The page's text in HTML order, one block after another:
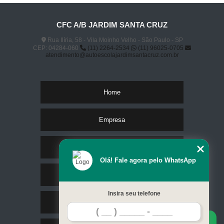
CFC A/B JARDIM SANTA CRUZ
Rua Ilíria, 58 - Vila Moinho Velho - São Paulo - SP
CEP: 04284-060
(11) 2264-2534
(11) 96025-0705
atendimento@autoescolajardimsantacruz.com.br
Home
Empresa
Contato
Olá! Fale agora pelo WhatsApp
Insira seu telefone